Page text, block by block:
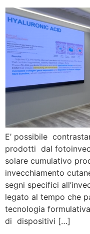
E’ possibile
prodotti dal
solare cumulativo
invecchiamento
segni specifici
legato al tempo che
tecnologia
di dispositivi […]